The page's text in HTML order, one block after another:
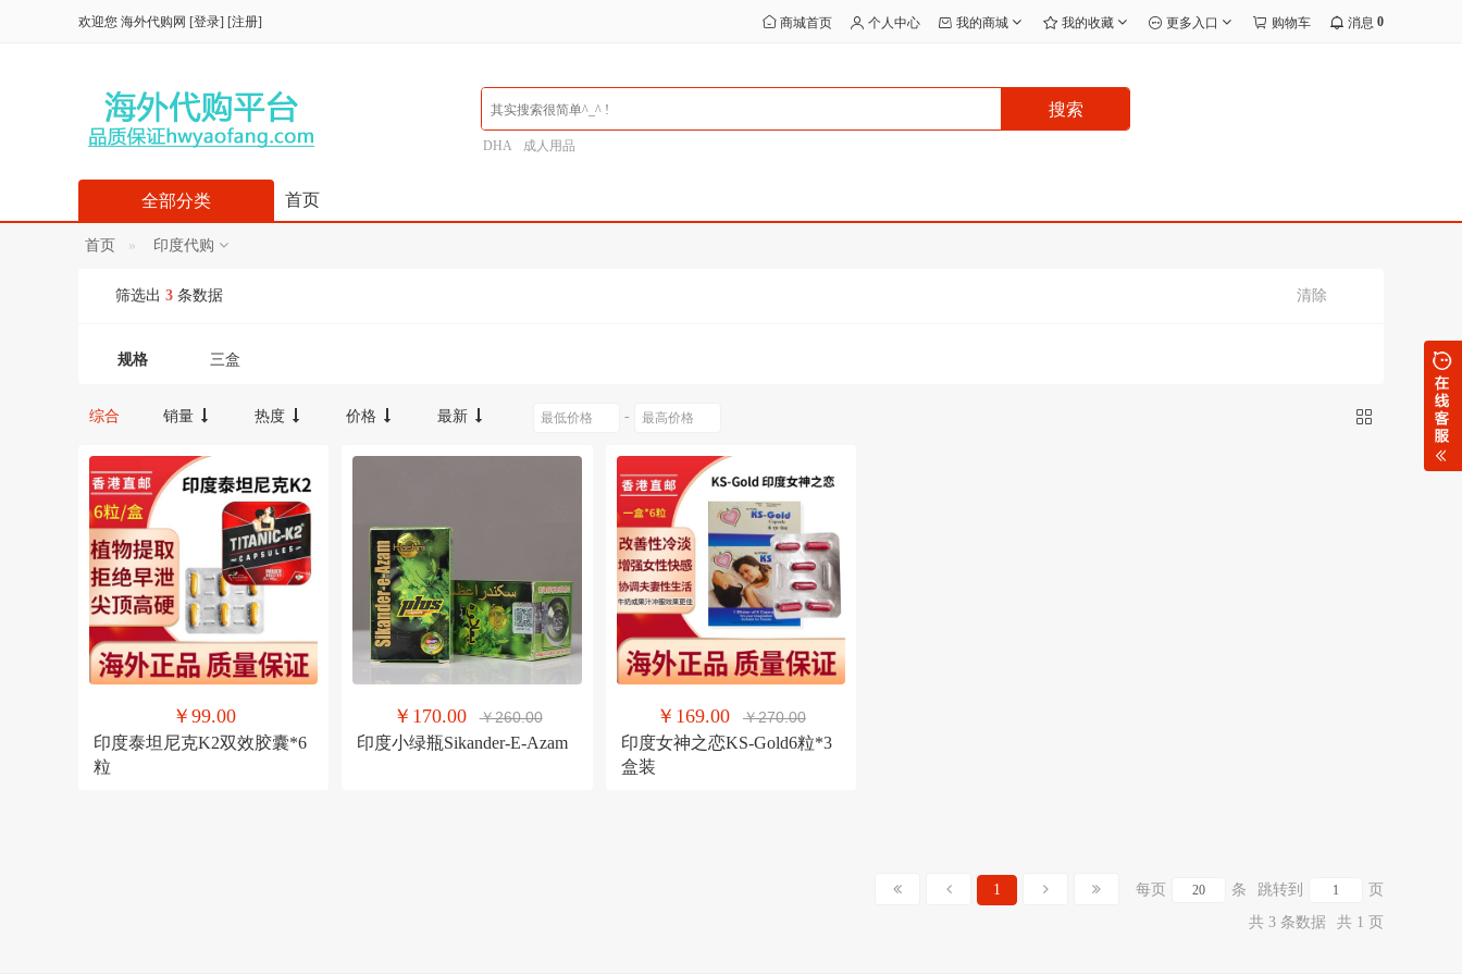
欢迎您 海外代购网 [登录] [注册] 商城首页 个人中心 我的商城 我的收藏 更多入口 购物车 消息 0
搜索
DHA 成人用品
首页
全部分类
首页 印度代购
筛选出 3 条数据 清除
规格 三盒
综合 销量 热度 价格 最新 -
￥99.00
印度泰坦尼克K2双效胶囊*6
粒
￥170.00 ￥260.00
印度小绿瓶Sikander-E-Azam
￥169.00 ￥270.00
印度女神之恋KS-Gold6粒*3
盒装
1 每页 条 跳转到
页
共 3 条数据
共 1 页